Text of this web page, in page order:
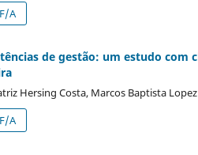
A
de gestão: um estudo com
Hersing Costa, Marcos Baptista
A